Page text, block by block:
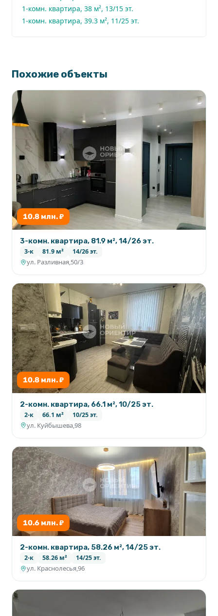
1-комн. квартира, 38 м², 13/15 эт.
1-комн. квартира, 39.3 м², 11/25 эт.
Похожие объекты
10.8 млн. ₽
3-комн. квартира, 81.9 м², 14/26 эт.
3-к 81.9 м² 14/26 эт.
ул. Разливная,50/3
10.8 млн. ₽
2-комн. квартира, 66.1 м², 10/25 эт.
2-к 66.1 м² 10/25 эт.
ул. Куйбышева,98
10.6 млн. ₽
2-комн. квартира, 58.26 м², 14/25 эт.
2-к 58.26 м² 14/25 эт.
ул. Краснолесья,96